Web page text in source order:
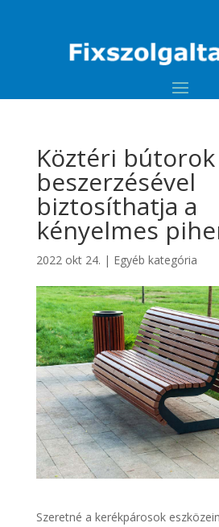
Köztéri bútorok
beszerzésével
biztosíthatja a
kényelmes
2022 okt 24. | Egyéb kategória
Szeretné a kerékpárosok